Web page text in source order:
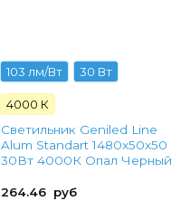
103 лм/Вт 30 Вт
4000 К
Светильник Geniled Line
Alum Standart 1480x50x50
30Вт 4000К Опал Черный
264.46 руб